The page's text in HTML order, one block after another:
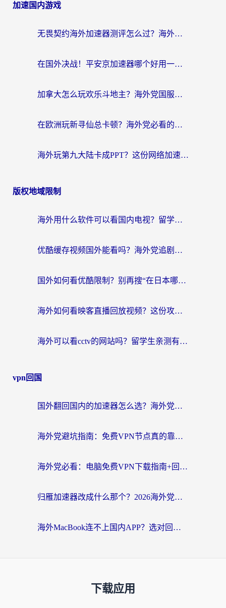
加速国内游戏
无畏契约海外加速器测评怎么过？海外玩家亲测实用指南（附小众技巧）
在国外决战！平安京加速器哪个好用一点？老玩家亲测番茄加速器全解析
加拿大怎么玩欢乐斗地主？海外党国服游戏加速终极指南（附绝地求生未来之役300英雄实测）
在欧洲玩新寻仙总卡顿？海外党必看的国服游戏加速全攻略
海外玩第九大陆卡成PPT？这份网络加速指南帮你丝滑上分
版权地域限制
海外用什么软件可以看国内电视？留学生亲测有效的追剧自由指南
优酷缓存视频国外能看吗？海外党追剧看片的终极解决方案来了
国外如何看优酷限制？别再搜“在日本哪个软件可以看中国电视剧”，这篇教你搞定
海外如何看映客直播回放视频？这份攻略帮你搞定（附腾讯优酷观看技巧）
海外可以看cctv的网站吗？留学生亲测有效的回国追剧方案
vpn回国
国外翻回国内的加速器怎么选？海外党亲测实用指南，告别地域限制
海外党避坑指南：免费VPN节点真的靠谱吗？教你选对回国加速器无缝访问国内资源
海外党必看：电脑免费VPN下载指南+回国加速器选择全攻略，告别地区限制
归雁加速器改成什么那个？2026海外党回国加速全攻略：告别地区限制，轻松刷剧玩游戏
海外MacBook连不上国内APP？选对回国VPN，告别地区限制的烦恼
下载应用